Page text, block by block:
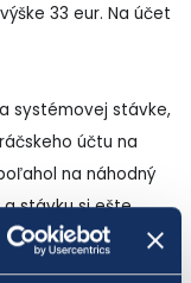
33 eur. Na účet
systémovej stávke,
účtu na
na náhodný
stávku si ešte
bol 84 eur.
eura vyhral aj